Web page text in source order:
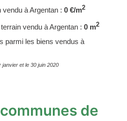
à Argentan : 0 €/m2
vendu à Argentan : 0 m2
parmi les biens vendus à
et le 30 juin 2020
de